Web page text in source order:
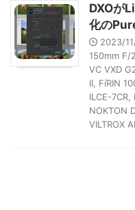
DXOが
化の
2023/
150mm F/
VC VXD
II FíRIN
ILCE-7CR
NOKTON
VILTROX